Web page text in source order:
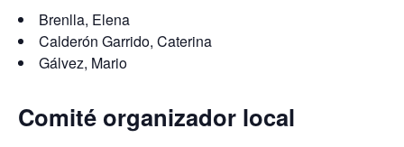
Brenlla, Elena
Calderón Garrido, Caterina
Gálvez, Mario
Comité organizador local